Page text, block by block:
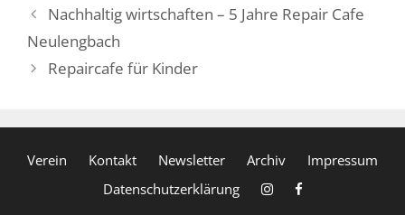
Beitrags-
Navigation
Nachhaltig wirtschaften – 5 Jahre Repair Cafe
Neulengbach
Repaircafe für Kinder
Verein Kontakt Newsletter Archiv
Impressum
Datenschutzerklärung